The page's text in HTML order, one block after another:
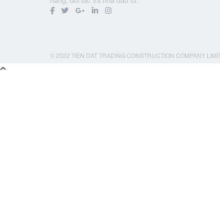
© 2022 TIEN DAT TRADING CONSTRUCTION COMPANY